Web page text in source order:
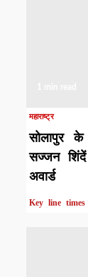
महाराष्ट्र
सोलापुर के
सज्जन शिंदें
अवार्ड
Key line times